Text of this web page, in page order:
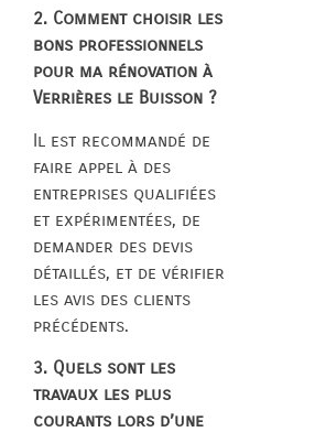
2. Comment choisir les
bons professionnels
pour ma rénovation à
Verrières le Buisson ?
Il est recommandé de
faire appel à des
entreprises qualifiées
et expérimentées, de
demander des devis
détaillés, et de vérifier
les avis des clients
précédents.
3. Quels sont les
travaux les plus
courants lors d’une